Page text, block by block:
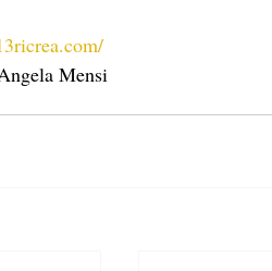
Mensi